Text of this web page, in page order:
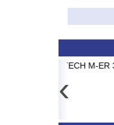
15.2 до 15кг LCD, 2г,
‹
18 MDR/MB2/E1 MADRID